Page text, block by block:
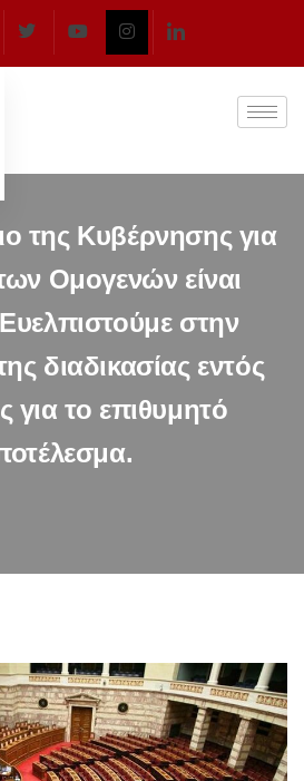
της Κυβέρνησης για
Ομογενών είναι
στην
διαδικασίας εντός
για το επιθυμητό